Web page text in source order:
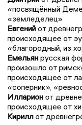
«посвящённый
«земледелец»
Евгений от
происходящее от
«благородный, из
Емельян русская
произошло от
происходящее от
«соперник»,
Илларион от
происходящее от
Кирилл от